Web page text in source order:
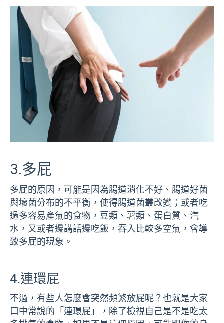
3.多屁
多屁的原因，可能是因為腸道消化不好、腸道好菌
與壞菌分布的不平衡，使得腸道菌叢改變；或者吃
過多容易產氣的食物，豆類、薯類、蛋白質、汽
水，又或者邊講話邊吃飯，吞入比較多空氣，會導
致多屁的現象。
4.連環屁
不過，有些人怎麼會突然頻繁放屁呢？也就是大家
口中常說的「連環屁」，除了檢視自己是不是吃太